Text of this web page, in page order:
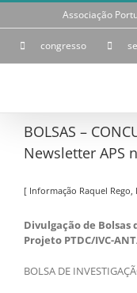
Skip
Associação
congresso
BOLSAS –
Newsletter APS
[ Informação Raquel Rego,
Divulgação de Bolsas
Projeto PTDC/IVC-
BOLSA DE